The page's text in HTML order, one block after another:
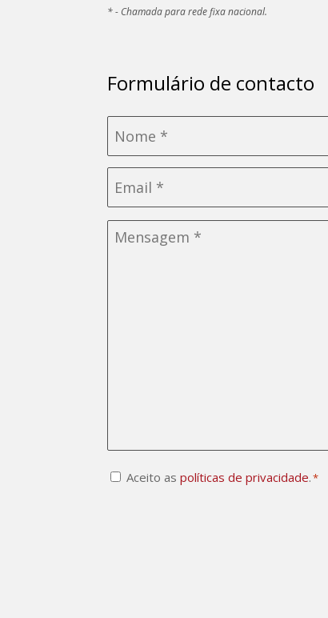
* - Chamada para rede fixa nacional.
Formulário de contacto
Sem
título
Consentimento
Aceito aspolíticas de privacidade.*